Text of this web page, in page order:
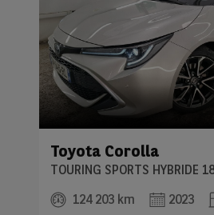
Toyota Corolla
TOURING SPORTS HYBRIDE
124 203 km
2023